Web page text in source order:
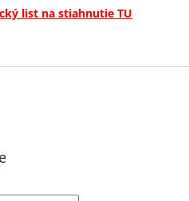
list na stiahnutie TU